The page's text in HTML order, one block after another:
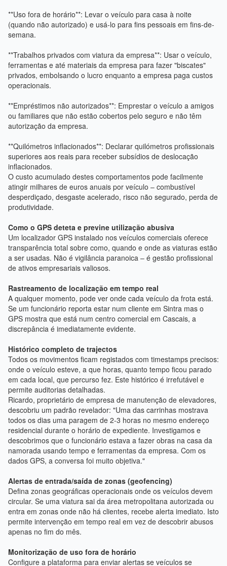
**Uso fora de horário**: Levar o veículo para casa à noite
(quando não autorizado) e usá-lo para fins pessoais em fins-de-
semana.
**Trabalhos privados com viatura da empresa**: Usar o veículo,
ferramentas e até materiais da empresa para fazer "biscates"
privados, embolsando o lucro enquanto a empresa paga custos
operacionais.
**Empréstimos não autorizados**: Emprestar o veículo a amigos
ou familiares que não estão cobertos pelo seguro e não têm
autorização da empresa.
**Quilómetros inflacionados**: Declarar quilómetros profissionais
superiores aos reais para receber subsídios de deslocação
inflacionados.
O custo acumulado destes comportamentos pode facilmente
atingir milhares de euros anuais por veículo – combustível
desperdiçado, desgaste acelerado, risco não segurado, perda de
produtividade.
Como o GPS deteta e previne utilização abusiva
Um localizador GPS instalado nos veículos comerciais oferece
transparência total sobre como, quando e onde as viaturas estão
a ser usadas. Não é vigilância paranoica – é gestão profissional
de ativos empresariais valiosos.
Rastreamento de localização em tempo real
A qualquer momento, pode ver onde cada veículo da frota está.
Se um funcionário reporta estar num cliente em Sintra mas o
GPS mostra que está num centro comercial em Cascais, a
discrepância é imediatamente evidente.
Histórico completo de trajectos
Todos os movimentos ficam registados com timestamps precisos:
onde o veículo esteve, a que horas, quanto tempo ficou parado
em cada local, que percurso fez. Este histórico é irrefutável e
permite auditorias detalhadas.
Ricardo, proprietário de empresa de manutenção de elevadores,
descobriu um padrão revelador: "Uma das carrinhas mostrava
todos os dias uma paragem de 2-3 horas no mesmo endereço
residencial durante o horário de expediente. Investigamos e
descobrimos que o funcionário estava a fazer obras na casa da
namorada usando tempo e ferramentas da empresa. Com os
dados GPS, a conversa foi muito objetiva."
Alertas de entrada/saída de zonas (geofencing)
Defina zonas geográficas operacionais onde os veículos devem
circular. Se uma viatura sai da área metropolitana autorizada ou
entra em zonas onde não há clientes, recebe alerta imediato. Isto
permite intervenção em tempo real em vez de descobrir abusos
apenas no fim do mês.
Monitorização de uso fora de horário
Configure a plataforma para enviar alertas se veículos se